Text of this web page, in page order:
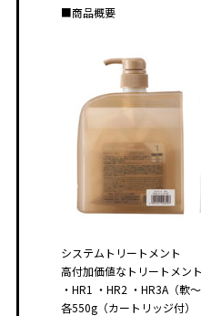
■商品概要
システムトリートメント
高付加価値なトリートメン
・HR1 ・HR2 ・HR3A（軟
各550g（カートリッジ付